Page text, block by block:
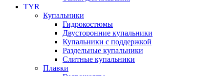
TYR
Купальники
Гидрокостюмы
Двусторонние купальники
Купальники с поддержкой
Раздельные купальники
Слитные купальники
Плавки